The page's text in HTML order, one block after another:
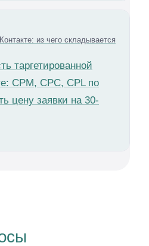
из чего складывается
таргетированной
CPM, CPC, CPL по
цену заявки на 30-